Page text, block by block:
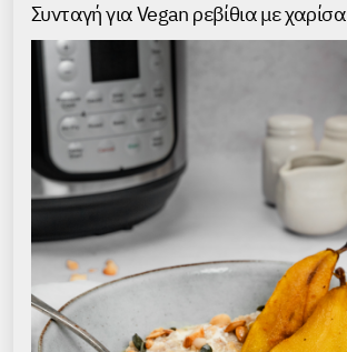
Συνταγή για Vegan ρεβίθια με χαρίσα